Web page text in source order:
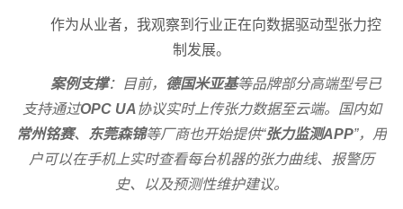
作为从业者，我观察到行业正在向数据驱动型张力控
制发展。
案例支撑：目前， 德国米亚基等品牌部分高端型号已
支持通过OPC UA 协议实时上传张力数据至云端。国内如
常州铭赛、 东莞森锦等厂商也开始提供“张力监测APP”，用
户可以在手机上实时查看每台机器的张力曲线、报警历
史、以及预测性维护建议。